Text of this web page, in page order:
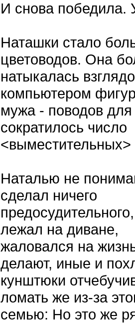
И снова победила.
Наташки стало
цветоводов. Она
натыкалась
компьютером
мужа - поводов
сократилось число
Наталью не
сделал ничего
лежал на диване,
жаловался на
делают, иные и
кунштюки
ломать же из-за
семью: Но это же